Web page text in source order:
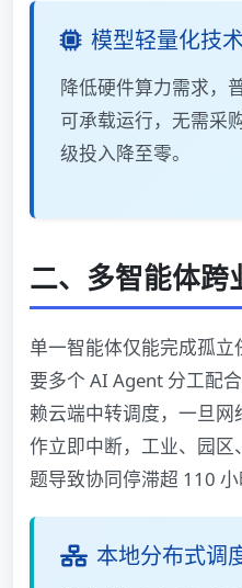
模型轻量化技术
降低硬件算力需求，
可承载运行，无需采
级投入降至零。
二、多智能体跨
单一智能体仅能完成孤
要多个 AI Agent 分工配
赖云端中转调度，一旦
作立即中断，工业、园
题导致协同停滞超 110 小
本地分布式调